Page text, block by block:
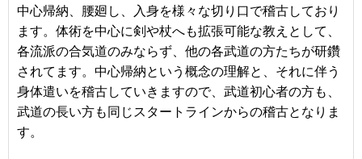
中心帰納、腰廻し、入身を様々な切り口で稽古しており
ます。体術を中心に剣や杖へも拡張可能な教えとして、
各流派の合気道のみならず、他の各武道の方たちが研鑽
されてます。中心帰納という概念の理解と、それに伴う
身体遣いを稽古していきますので、武道初心者の方も、
武道の長い方も同じスタートラインからの稽古となりま
す。